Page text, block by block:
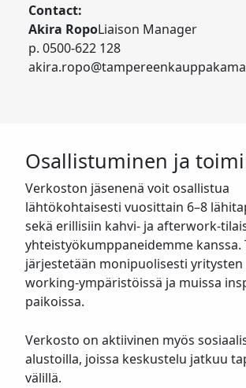
Contact:
Akira RopoLiaison Manager
p. 0500-622 128
Osallistuminen ja
Verkoston jäsenenä voit osallistua
lähtökohtaisesti vuosittain 6–8
sekä erillisiin kahvi- ja afterwork-
yhteistyökumppaneidemme kanssa.
järjestetään monipuolisesti yritysten
working-ympäristöissä ja muissa
paikoissa.
Verkosto on aktiivinen myös
alustoilla, joissa keskustelu jatkuu
välillä.